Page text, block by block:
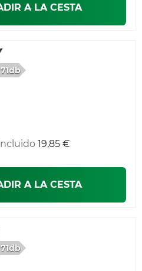
A LA CESTA
71db
19,85 €
A LA CESTA
71db